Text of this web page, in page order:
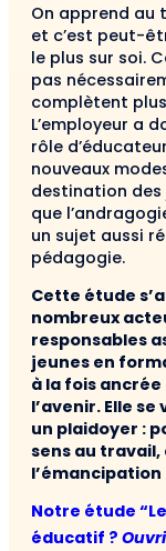
On apprend au
et c’est peut-
le plus sur soi.
pas
complètent
L’employeur a
rôle
nouveaux
destination des
que
un sujet aussi
pédagogie.
Cette étude
nombreux
responsables
jeunes en
à la fois
l’avenir. Elle
un plaidoyer :
sens au
Notre étude
éducatif ?